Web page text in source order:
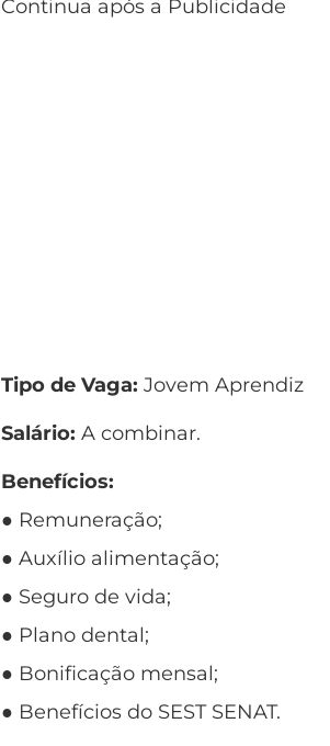
Continua após a Publicidade
Tipo de Vaga: Jovem Aprendiz
Salário: A combinar.
Benefícios:
● Remuneração;
● Auxílio alimentação;
● Seguro de vida;
● Plano dental;
● Bonificação mensal;
● Benefícios do SEST SENAT.